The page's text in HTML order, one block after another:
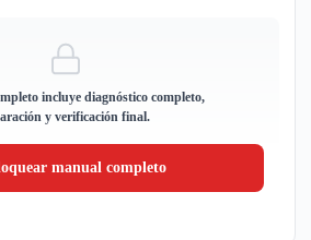
incluye diagnóstico completo,
y verificación final.
manual completo